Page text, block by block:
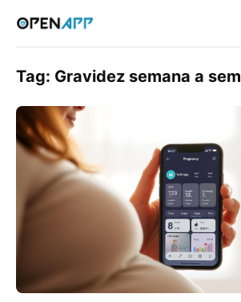
Tag: Gravidez semana a